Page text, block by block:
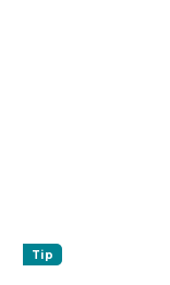
Tip